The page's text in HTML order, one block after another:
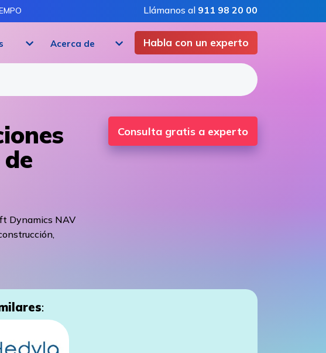
Llámanos al 911 98 20 00
Habla con un experto
Acerca de
Dynamics NAV
Consulta gratis a experto
: